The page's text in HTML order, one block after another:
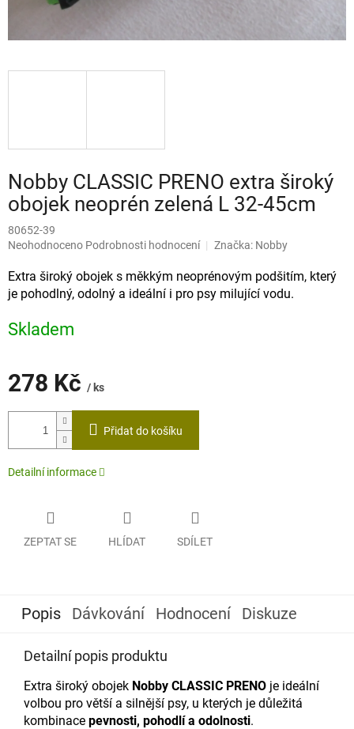
Nobby CLASSIC PRENO extra široký
obojek neoprén zelená L 32-45cm
80652-39
Průměrné
produktu
je
0,0
5
Neohodnoceno Podrobnosti hodnocení Značka: Nobby
Extra široký obojek s měkkým neoprénovým podšitím, který
je pohodlný, odolný a ideální i pro psy milující vodu.
Skladem
278 Kč / ks
Měrná
Přidat do košíku
Detailní informace
ZEPTAT SE HLÍDAT SDÍLET
Popis Dávkování Hodnocení Diskuze
Detailní popis produktu
Extra široký obojek Nobby CLASSIC PRENO je ideální
volbou pro větší a silnější psy, u kterých je důležitá
kombinace pevnosti, pohodlí a odolnosti.